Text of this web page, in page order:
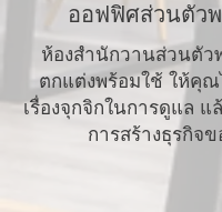
ออฟฟิศส่วนตัว
ห้องสำนักวานส่วนตัว
ตกแต่งพร้อมใช้ ให้คุณ
เรื่องจุกจิกในการดูแล แ
การสร้างธุรกิจ